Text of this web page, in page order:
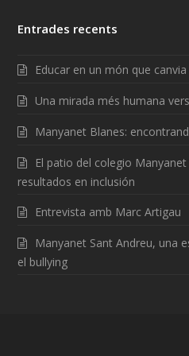
Entrades recents
Educar en un món que
Una mirada més humana
Manyanet Blanes:
El patio del colegio
resultados en inclusión
Entrevista amb Marc Artigau
Manyanet Sant Andreu, una
el bullying